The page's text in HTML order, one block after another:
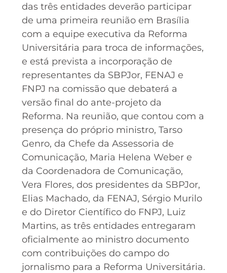
das três entidades deverão participar
de uma primeira reunião em Brasília
com a equipe executiva da Reforma
Universitária para troca de informações,
e está prevista a incorporação de
representantes da SBPJor, FENAJ e
FNPJ na comissão que debaterá a
versão final do ante-projeto da
Reforma. Na reunião, que contou com a
presença do próprio ministro, Tarso
Genro, da Chefe da Assessoria de
Comunicação, Maria Helena Weber e
da Coordenadora de Comunicação,
Vera Flores, dos presidentes da SBPJor,
Elias Machado, da FENAJ, Sérgio Murilo
e do Diretor Científico do FNPJ, Luiz
Martins, as três entidades entregaram
oficialmente ao ministro documento
com contribuições do campo do
jornalismo para a Reforma Universitária.